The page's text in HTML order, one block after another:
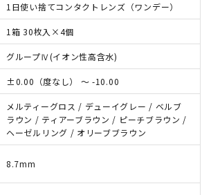
1日使い捨てコンタクトレンズ（ワンデー）
1箱 30枚入×4個
グループⅣ(イオン性高含水)
±0.00（度なし） ～ -10.00
メルティーグロス / デューイグレー / ベルブ
ラウン / ティアーブラウン / ピーチブラウン /
ヘーゼルリング / オリーブブラウン
8.7mm